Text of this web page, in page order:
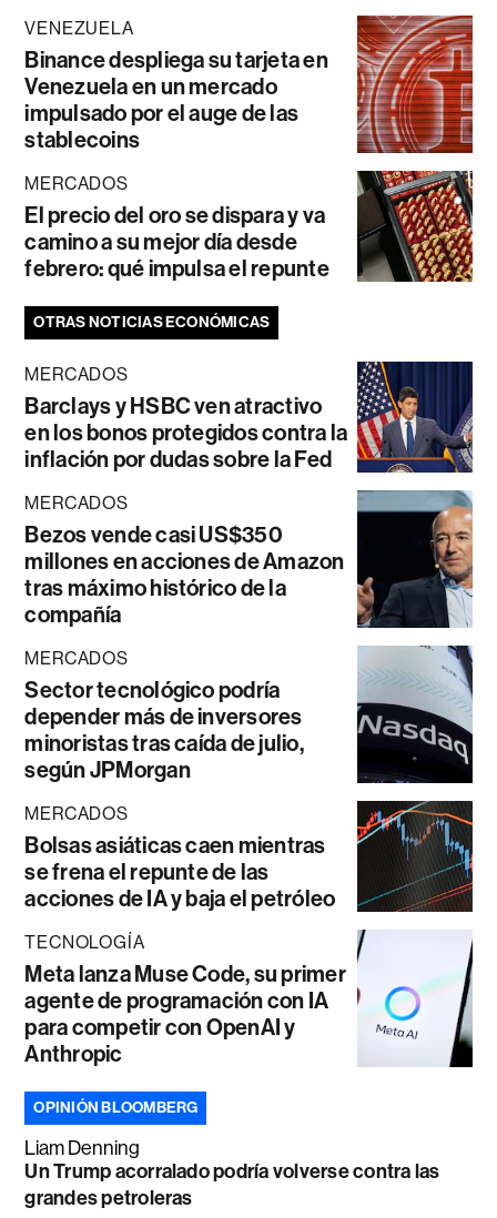
VENEZUELA
Binance despliega su tarjeta en
Venezuela en un mercado
impulsado por el auge de las
stablecoins
MERCADOS
El precio del oro se dispara y va
camino a su mejor día desde
febrero: qué impulsa el repunte
OTRAS NOTICIAS ECONÓMICAS
MERCADOS
Barclays y HSBC ven atractivo
en los bonos protegidos contra la
inflación por dudas sobre la Fed
MERCADOS
Bezos vende casi US$350
millones en acciones de Amazon
tras máximo histórico de la
compañía
MERCADOS
Sector tecnológico podría
depender más de inversores
minoristas tras caída de julio,
según JPMorgan
MERCADOS
Bolsas asiáticas caen mientras
se frena el repunte de las
acciones de IA y baja el petróleo
TECNOLOGÍA
Meta lanza Muse Code, su primer
agente de programación con IA
para competir con OpenAI y
Anthropic
OPINIÓN BLOOMBERG
Liam Denning
Un Trump acorralado podría volverse contra las
grandes petroleras